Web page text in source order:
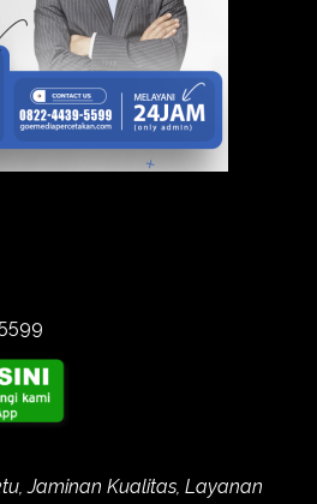
Jaminan Kualitas, Layanan